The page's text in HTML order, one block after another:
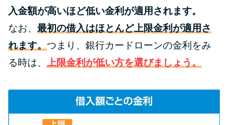
アコムとレイクどっちがいい
の？ カードローンの選び方を徹
底解説！
プロミスの返済方法を徹底解
入金額が高いほど低い金利が適用されます。
なお、 最初の借入はほとんど上限金利が適用さ
れます。 つまり、銀行カードローンの金利をみ
る時は、 上限金利が低い方を選びましょう。